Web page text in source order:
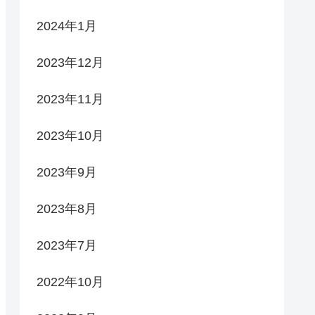
2024年1月
2023年12月
2023年11月
2023年10月
2023年9月
2023年8月
2023年7月
2022年10月